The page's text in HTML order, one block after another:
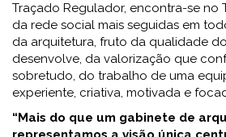
Traçado Regulador, encontra-se no
da rede social mais seguidas em
da arquitetura, fruto da qualidade
desenvolve, da valorização que
sobretudo, do trabalho de uma
experiente, criativa, motivada e
“Mais do que um gabinete de